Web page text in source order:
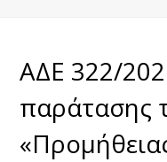
ΑΔΕ 322/
παράτασης